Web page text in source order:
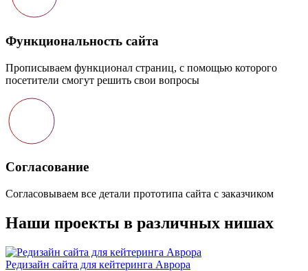
Функциональность сайта
Прописываем функционал страниц, с помощью которого
посетители смогут решить свои вопросы
Согласование
Согласовываем все детали прототипа сайта с заказчиком
Наши проекты в различных нишах
Редизайн сайта для кейтеринга Аврора